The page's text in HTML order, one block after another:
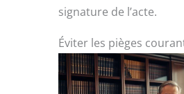
signature de l’acte.
Éviter les pièges